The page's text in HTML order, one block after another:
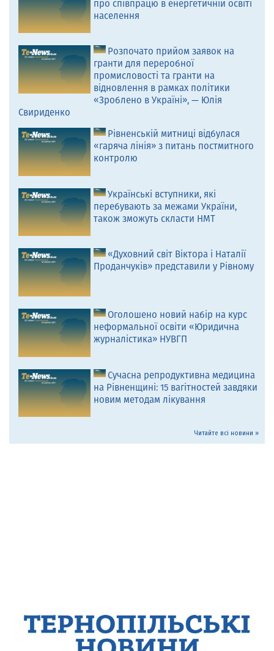
про співпрацю в енергетичній освіті
населення
Розпочато прийом заявок на
гранти для переробної
промисловості та гранти на
відновлення в рамках політики
«Зроблено в Україні», — Юлія
Свириденко
Рівненській митниці відбулася
«гаряча лінія» з питань постмитного
контролю
Українські вступники, які
перебувають за межами України,
також зможуть скласти НМТ
«Духовний світ Віктора і Наталії
Проданчуків» представили у Рівному
Оголошено новий набір на курс
неформальної освіти «Юридична
журналістика» НУВГП
Сучасна репродуктивна медицина
на Рівненщині: 15 вагітностей завдяки
новим методам лікування
Читайте всі новини »